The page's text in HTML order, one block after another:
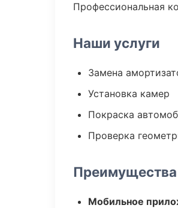
Профессиональная
Наши услуги
Замена
Установка камер
Покраска
Проверка
Мобильное